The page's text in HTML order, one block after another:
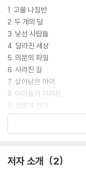
1. 고물 나침반
2. 두 개의 달
3. 낯선 사람들
4. 달라진 세상
5. 의문의 파일
6. 사라진 길
7. 살아남은 아이
8. 아이들의 아지트
9. 생명의 언어
10. 그날 캠프에서
14. 두 개의 우주
저자 소개 2